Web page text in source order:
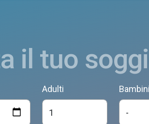
il tuo
Adulti Bambini